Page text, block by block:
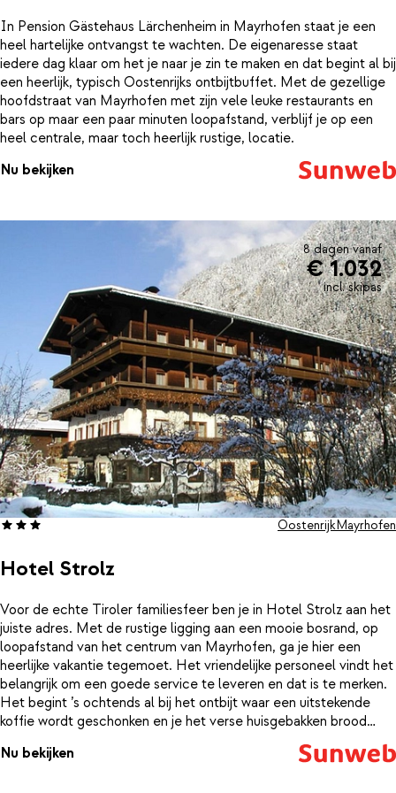
In Pension Gästehaus Lärchenheim in Mayrhofen staat je een
heel hartelijke ontvangst te wachten. De eigenaresse staat
iedere dag klaar om het je naar je zin te maken en dat begint al bij
een heerlijk, typisch Oostenrijks ontbijtbuffet. Met de gezellige
hoofdstraat van Mayrhofen met zijn vele leuke restaurants en
bars op maar een paar minuten loopafstand, verblijf je op een
heel centrale, maar toch heerlijk rustige, locatie.
Nu bekijken
8 dagen vanaf
€ 1.032
incl. skipas
Hotel Strolz
OostenrijkMayrhofen
Voor de echte Tiroler familiesfeer ben je in Hotel Strolz aan het
juiste adres. Met de rustige ligging aan een mooie bosrand, op
loopafstand van het centrum van Mayrhofen, ga je hier een
heerlijke vakantie tegemoet. Het vriendelijke personeel vindt het
belangrijk om een goede service te leveren en dat is te merken.
Het begint ’s ochtends al bij het ontbijt waar een uitstekende
koffie wordt geschonken en je het verse huisgebakken brood
diner kun je een mooie fles kiezen uit de eigen wijnkelder van het
Nu bekijken